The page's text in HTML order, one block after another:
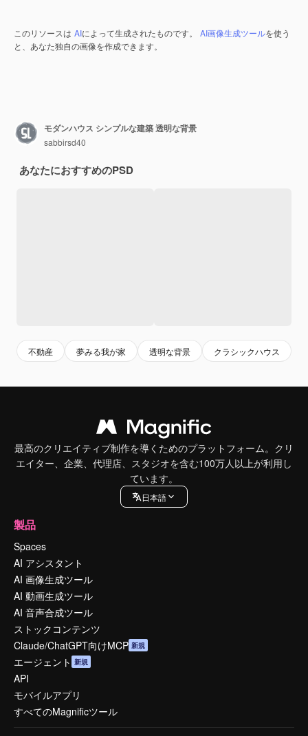
このリソースは AIによって生成されたものです。 AI画像生成ツールを使う
と、あなた独自の画像を作成できます。
モダンハウス シンプルな建築 透明な背景
sabbirsd40
あなたにおすすめのPSD
不動産 夢みる我が家 透明な背景 クラシックハウス
最高のクリエイティブ制作を導くためのプラットフォーム。クリ
エイター、企業、代理店、スタジオを含む100万人以上が利用し
ています。
日本語
製品
Spaces
AI アシスタント
AI 画像生成ツール
AI 動画生成ツール
AI 音声合成ツール
ストックコンテンツ
Claude/ChatGPT向けMCP 新規
エージェント 新規
API
モバイルアプリ
すべてのMagnificツール